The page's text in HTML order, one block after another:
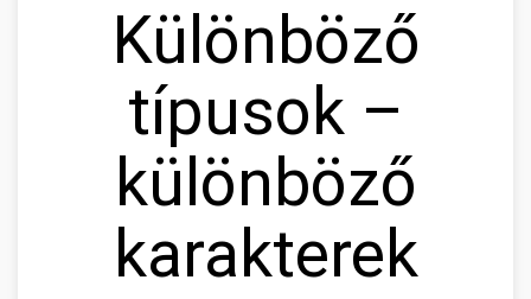
Különböző
típusok –
különböző
karakterek